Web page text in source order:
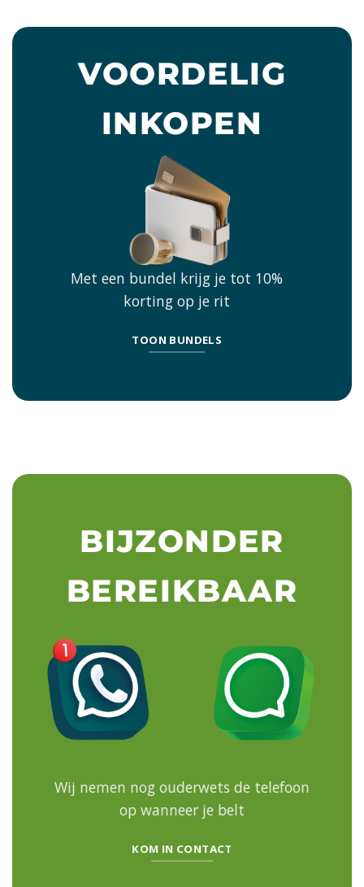
VOORDELIG
INKOPEN
Met een bundel krijg je tot 10%
korting op je rit
TOON BUNDELS
BIJZONDER
BEREIKBAAR
Wij nemen nog ouderwets de telefoon
op wanneer je belt
KOM IN CONTACT